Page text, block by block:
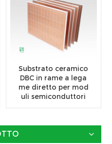
Substrato ceramico
DBC in rame a lega
me diretto per mod
uli semiconduttori